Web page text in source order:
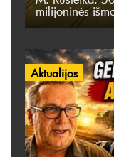
milijoninės
Aktualijos